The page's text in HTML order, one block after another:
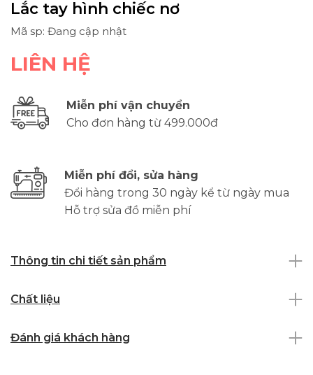
Lắc tay hình chiếc nơ
Mã sp: Đang cập nhật
LIÊN HỆ
Miễn phí vận chuyển
Cho đơn hàng từ 499.000đ
Miễn phí đổi, sửa hàng
Đổi hàng trong 30 ngày kể từ ngày mua
Hỗ trợ sửa đồ miễn phí
Thông tin chi tiết sản phẩm
Chất liệu
Đánh giá khách hàng